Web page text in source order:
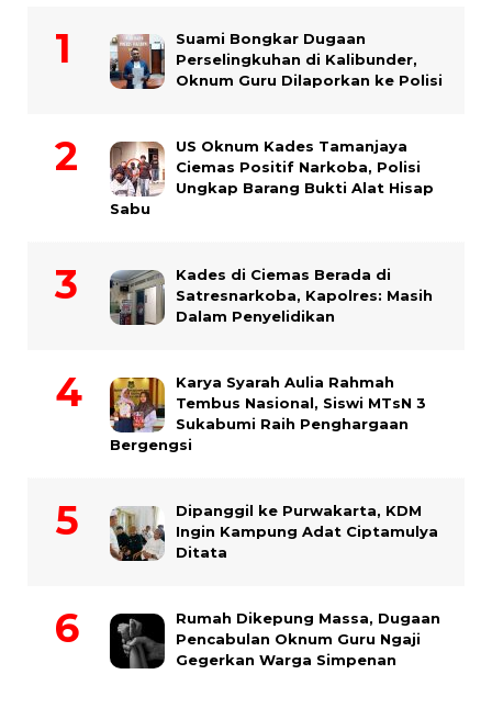
Suami Bongkar Dugaan
Perselingkuhan di Kalibunder,
Oknum Guru Dilaporkan ke Polisi
US Oknum Kades Tamanjaya
Ciemas Positif Narkoba, Polisi
Ungkap Barang Bukti Alat Hisap
Sabu
Kades di Ciemas Berada di
Satresnarkoba, Kapolres: Masih
Dalam Penyelidikan
Karya Syarah Aulia Rahmah
Tembus Nasional, Siswi MTsN 3
Sukabumi Raih Penghargaan
Bergengsi
Dipanggil ke Purwakarta, KDM
Ingin Kampung Adat Ciptamulya
Ditata
Rumah Dikepung Massa, Dugaan
Pencabulan Oknum Guru Ngaji
Gegerkan Warga Simpenan